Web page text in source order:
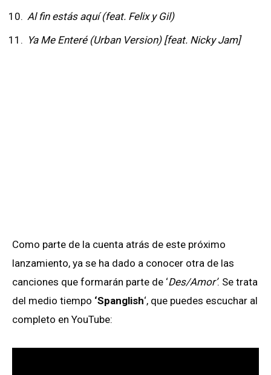
Al fin estás aquí (feat. Felix y Gil)
Ya Me Enteré (Urban Version) [feat. Nicky Jam]
Como parte de la cuenta atrás de este próximo
lanzamiento, ya se ha dado a conocer otra de las
canciones que formarán parte de ‘Des/Amor’. Se trata
del medio tiempo ‘Spanglish‘, que puedes escuchar al
completo en YouTube: